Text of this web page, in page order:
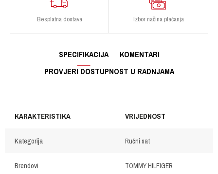
Besplatna dostava Izbor načina plaćanja
SPECIFIKACIJA
KOMENTARI
PROVJERI DOSTUPNOST U RADNJAMA
KARAKTERISTIKA VRIJEDNOST
Kategorija Ručni sat
Brendovi TOMMY HILFIGER